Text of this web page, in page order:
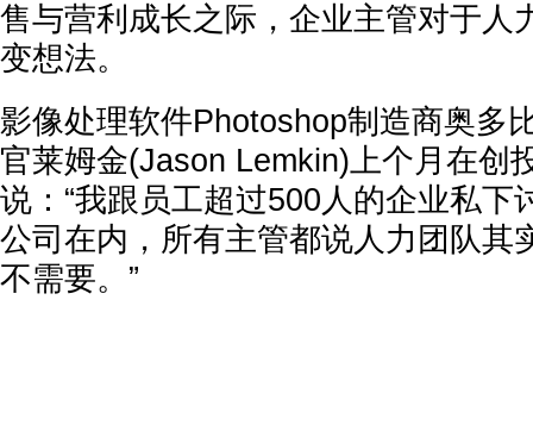
售与营利成长之际，企业主管对于人
变想法。
影像处理软件Photoshop制造商奥多
官莱姆金(Jason Lemkin)上个月在创
说：“我跟员工超过500人的企业私下
公司在内，所有主管都说人力团队其
不需要。”